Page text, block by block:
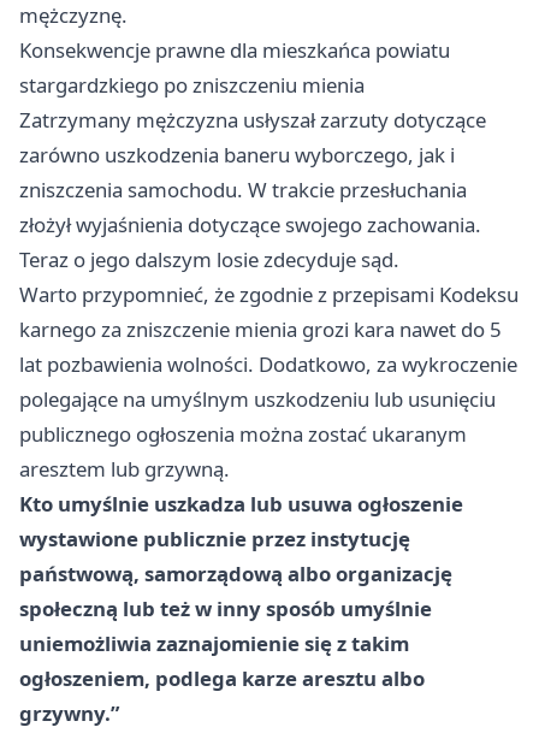
mężczyznę.
Konsekwencje prawne dla mieszkańca powiatu
stargardzkiego po zniszczeniu mienia
Zatrzymany mężczyzna usłyszał zarzuty dotyczące
zarówno uszkodzenia baneru wyborczego, jak i
zniszczenia samochodu. W trakcie przesłuchania
złożył wyjaśnienia dotyczące swojego zachowania.
Teraz o jego dalszym losie zdecyduje sąd.
Warto przypomnieć, że zgodnie z przepisami Kodeksu
karnego za zniszczenie mienia grozi kara nawet do 5
lat pozbawienia wolności. Dodatkowo, za wykroczenie
polegające na umyślnym uszkodzeniu lub usunięciu
publicznego ogłoszenia można zostać ukaranym
aresztem lub grzywną.
Kto umyślnie uszkadza lub usuwa ogłoszenie
wystawione publicznie przez instytucję
państwową, samorządową albo organizację
społeczną lub też w inny sposób umyślnie
uniemożliwia zaznajomienie się z takim
ogłoszeniem, podlega karze aresztu albo
grzywny.”